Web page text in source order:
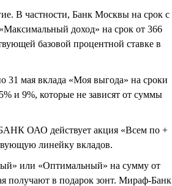
В частности, Банк Москвы на срок с
доход» на срок от 366
базовой процентной ставке в
31 мая вклада «Моя выгода» на сроки
и 9%, которые не зависят от суммы
ОАО действует акция «Всем по +
линейку вкладов.
или «Оптимальный» на сумму от
получают в подарок зонт. Мираф-Банк